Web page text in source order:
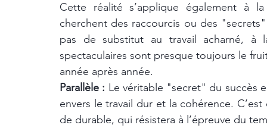
Cette réalité s’applique également à
cherchent des raccourcis ou des
pas de substitut au travail acharné, à
spectaculaires sont presque toujours le
année après année.
Parallèle : Le véritable "secret" du succès
envers le travail dur et la cohérence.
de durable, qui résistera à l’épreuve du